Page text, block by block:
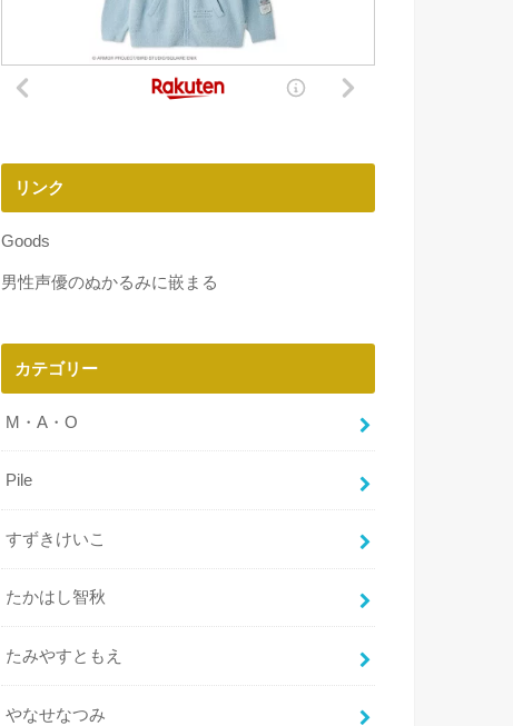
リンク
Goods
男性声優のぬかるみに嵌まる
カテゴリー
M・A・O
Pile
すずきけいこ
たかはし智秋
たみやすともえ
やなせなつみ